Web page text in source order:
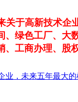
于高新技术
绿色工厂、
工商办理、
业，未来五年最大的